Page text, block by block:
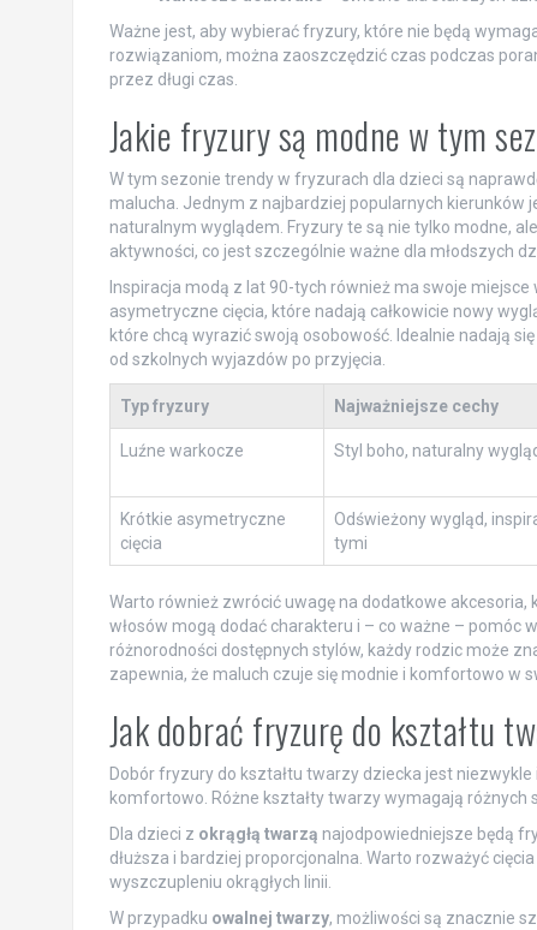
Ważne jest, aby wybierać fryzury, które nie będą
rozwiązaniom, można zaoszczędzić czas podczas
przez długi czas.
Jakie fryzury są modne w tym
W tym sezonie trendy w fryzurach dla dzieci są
malucha. Jednym z najbardziej popularnych
naturalnym wyglądem. Fryzury te są nie tylko modne,
aktywności, co jest szczególnie ważne dla młodszych
Inspiracja modą z lat 90-tych również ma swoje
asymetryczne cięcia, które nadają całkowicie nowy
które chcą wyrazić swoją osobowość. Idealnie nadają
od szkolnych wyjazdów po przyjęcia.
Typ fryzury Najważniejsze cechy
Luźne warkocze Styl boho, naturalny
Krótkie asymetryczne
cięcia
Odświeżony wygląd,
tymi
Warto również zwrócić uwagę na dodatkowe
włosów mogą dodać charakteru i – co ważne – pomóc
różnorodności dostępnych stylów, każdy rodzic może
zapewnia, że maluch czuje się modnie i komfortowo w
Jak dobrać fryzurę do kształtu
Dobór fryzury do kształtu twarzy dziecka jest
komfortowo. Różne kształty twarzy wymagają różnych
Dla dzieci z okrągłą twarzą najodpowiedniejsze będą
dłuższa i bardziej proporcjonalna. Warto rozważyć
wyszczupleniu okrągłych linii.
W przypadku owalnej twarzy, możliwości są znacznie